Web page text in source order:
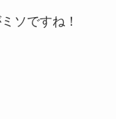
ソですね！